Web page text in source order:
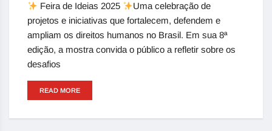
Feira de Ideias 2025
Uma celebração de
projetos e iniciativas que fortalecem, defendem e
ampliam os direitos humanos no Brasil. Em sua 8ª
edição, a mostra convida o público a refletir sobre os
desafios
READ MORE